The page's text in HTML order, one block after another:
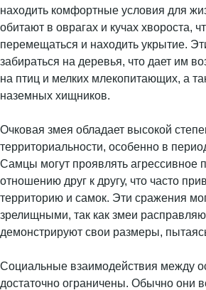
находить комфортные условия для
обитают в оврагах и кучах хвороста,
перемещаться и находить укрытие.
забираться на деревья, что дает им
на птиц и мелких млекопитающих, а
наземных хищников.
Очковая змея обладает высокой
территориальности, особенно в
Самцы могут проявлять агрессивное
отношению друг к другу, что часто
территорию и самок. Эти сражения
зрелищными, так как змеи
демонстрируют свои размеры,
Социальные взаимодействия между
достаточно ограничены. Обычно они